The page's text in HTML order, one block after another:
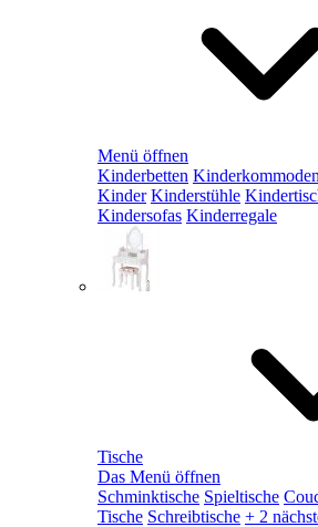
Menü öffnen
Kinderbetten Kinderkommoden
Kinder Kinderstühle
Kindersofas Kinderregale
Tische
Das Menü öffnen
Schminktische Spieltische
Tische Schreibtische + 2